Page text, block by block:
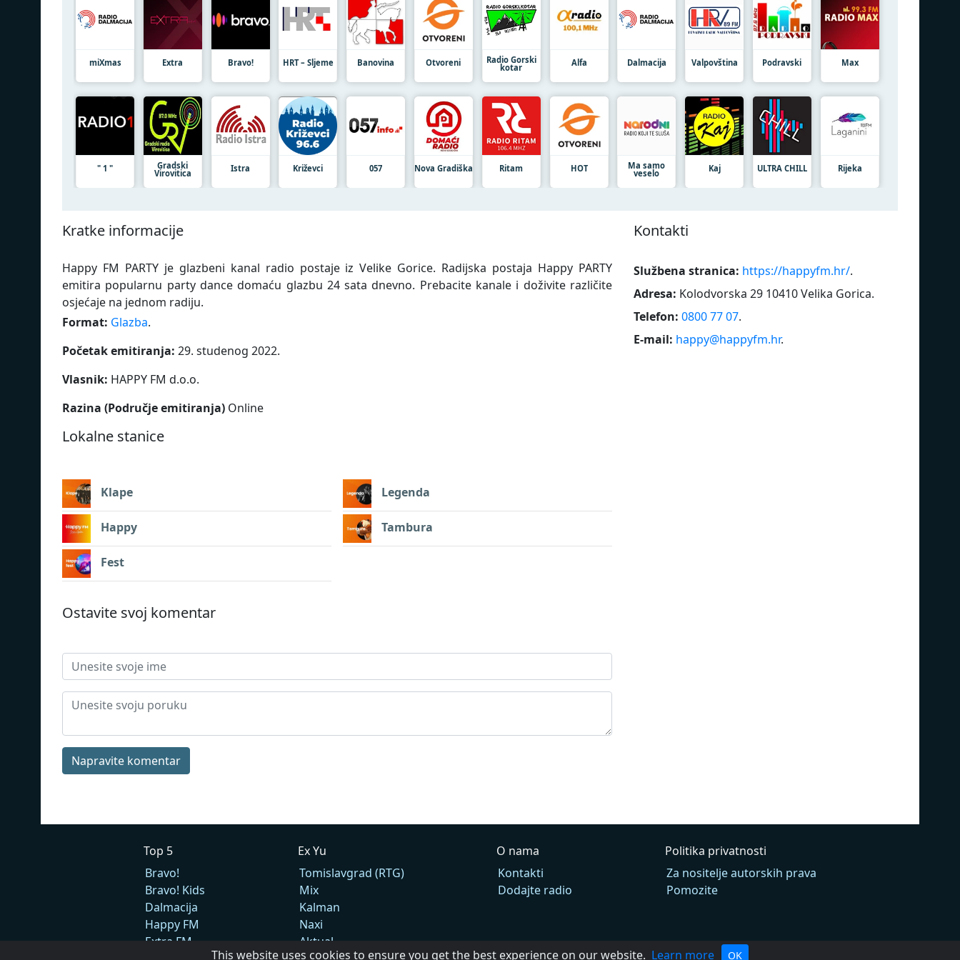
miXmas Extra Bravo! HRT – Sljeme Banovina Otvoreni Radio Gorski
kotar Alfa Dalmacija Valpovština Podravski Max
" 1 " Gradski
Virovitica Istra Križevci 057 Nova Gradiška Ritam HOT Ma samo
veselo Kaj ULTRA CHILL Rijeka
Kratke informacije
Happy FM PARTY je glazbeni kanal radio postaje iz Velike Gorice. Radijska postaja Happy PARTY
emitira popularnu party dance domaću glazbu 24 sata dnevno. Prebacite kanale i doživite različite
osjećaje na jednom radiju.
Format: Glazba.
Početak emitiranja: 29. studenog 2022.
Vlasnik: HAPPY FM d.o.o.
Razina (Područje emitiranja) Online
Lokalne stanice
Klape
Happy
Fest
Legenda
Tambura
Kontakti
Službena stranica: https://happyfm.hr/.
Adresa: Kolodvorska 29 10410 Velika Gorica.
Telefon: 0800 77 07.
E-mail: happy@happyfm.hr.
Ostavite svoj komentar
Napravite komentar
Top 5
Bravo!
Bravo! Kids
Dalmacija
Happy FM
Extra FM
Ex Yu
Tomislavgrad (RTG)
Mix
Kalman
Naxi
Aktual
O nama
Kontakti
Dodajte radio
Politika privatnosti
Za nositelje autorskih prava
Pomozite
This website uses cookies to ensure you get the best experience on our website. Learn more OK